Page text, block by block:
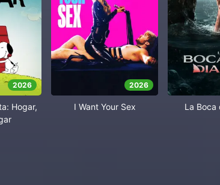
2026
Hogar,
2026
I Want Your Sex La Boca